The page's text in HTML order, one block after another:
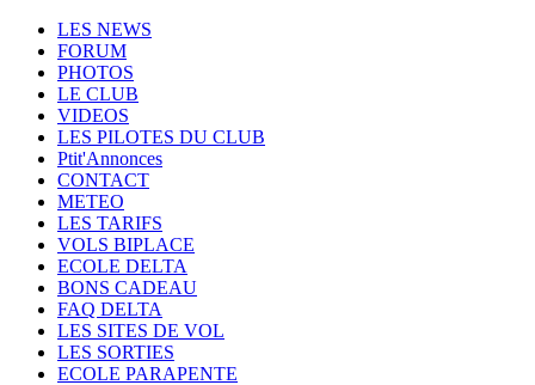
LES NEWS
FORUM
PHOTOS
LE CLUB
VIDEOS
LES PILOTES DU CLUB
Ptit'Annonces
CONTACT
METEO
LES TARIFS
VOLS BIPLACE
ECOLE DELTA
BONS CADEAU
FAQ DELTA
LES SITES DE VOL
LES SORTIES
ECOLE PARAPENTE